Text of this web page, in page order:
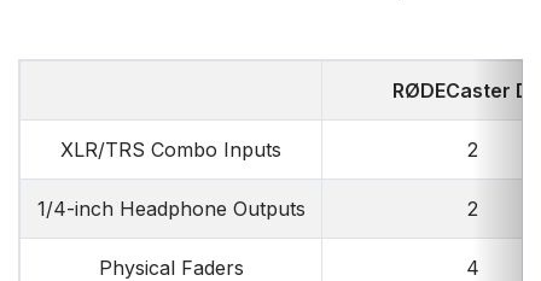
RØDECaster
XLR/TRS Combo Inputs 2
1/4-inch Headphone Outputs 2
Physical Faders 4